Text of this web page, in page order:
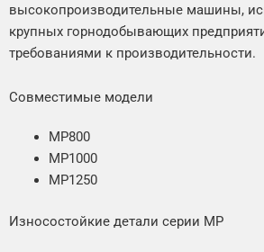
высокопроизводительные машины,
крупных горнодобывающих
требованиями к производительности.
Совместимые модели
MP800
MP1000
MP1250
Износостойкие детали серии MP